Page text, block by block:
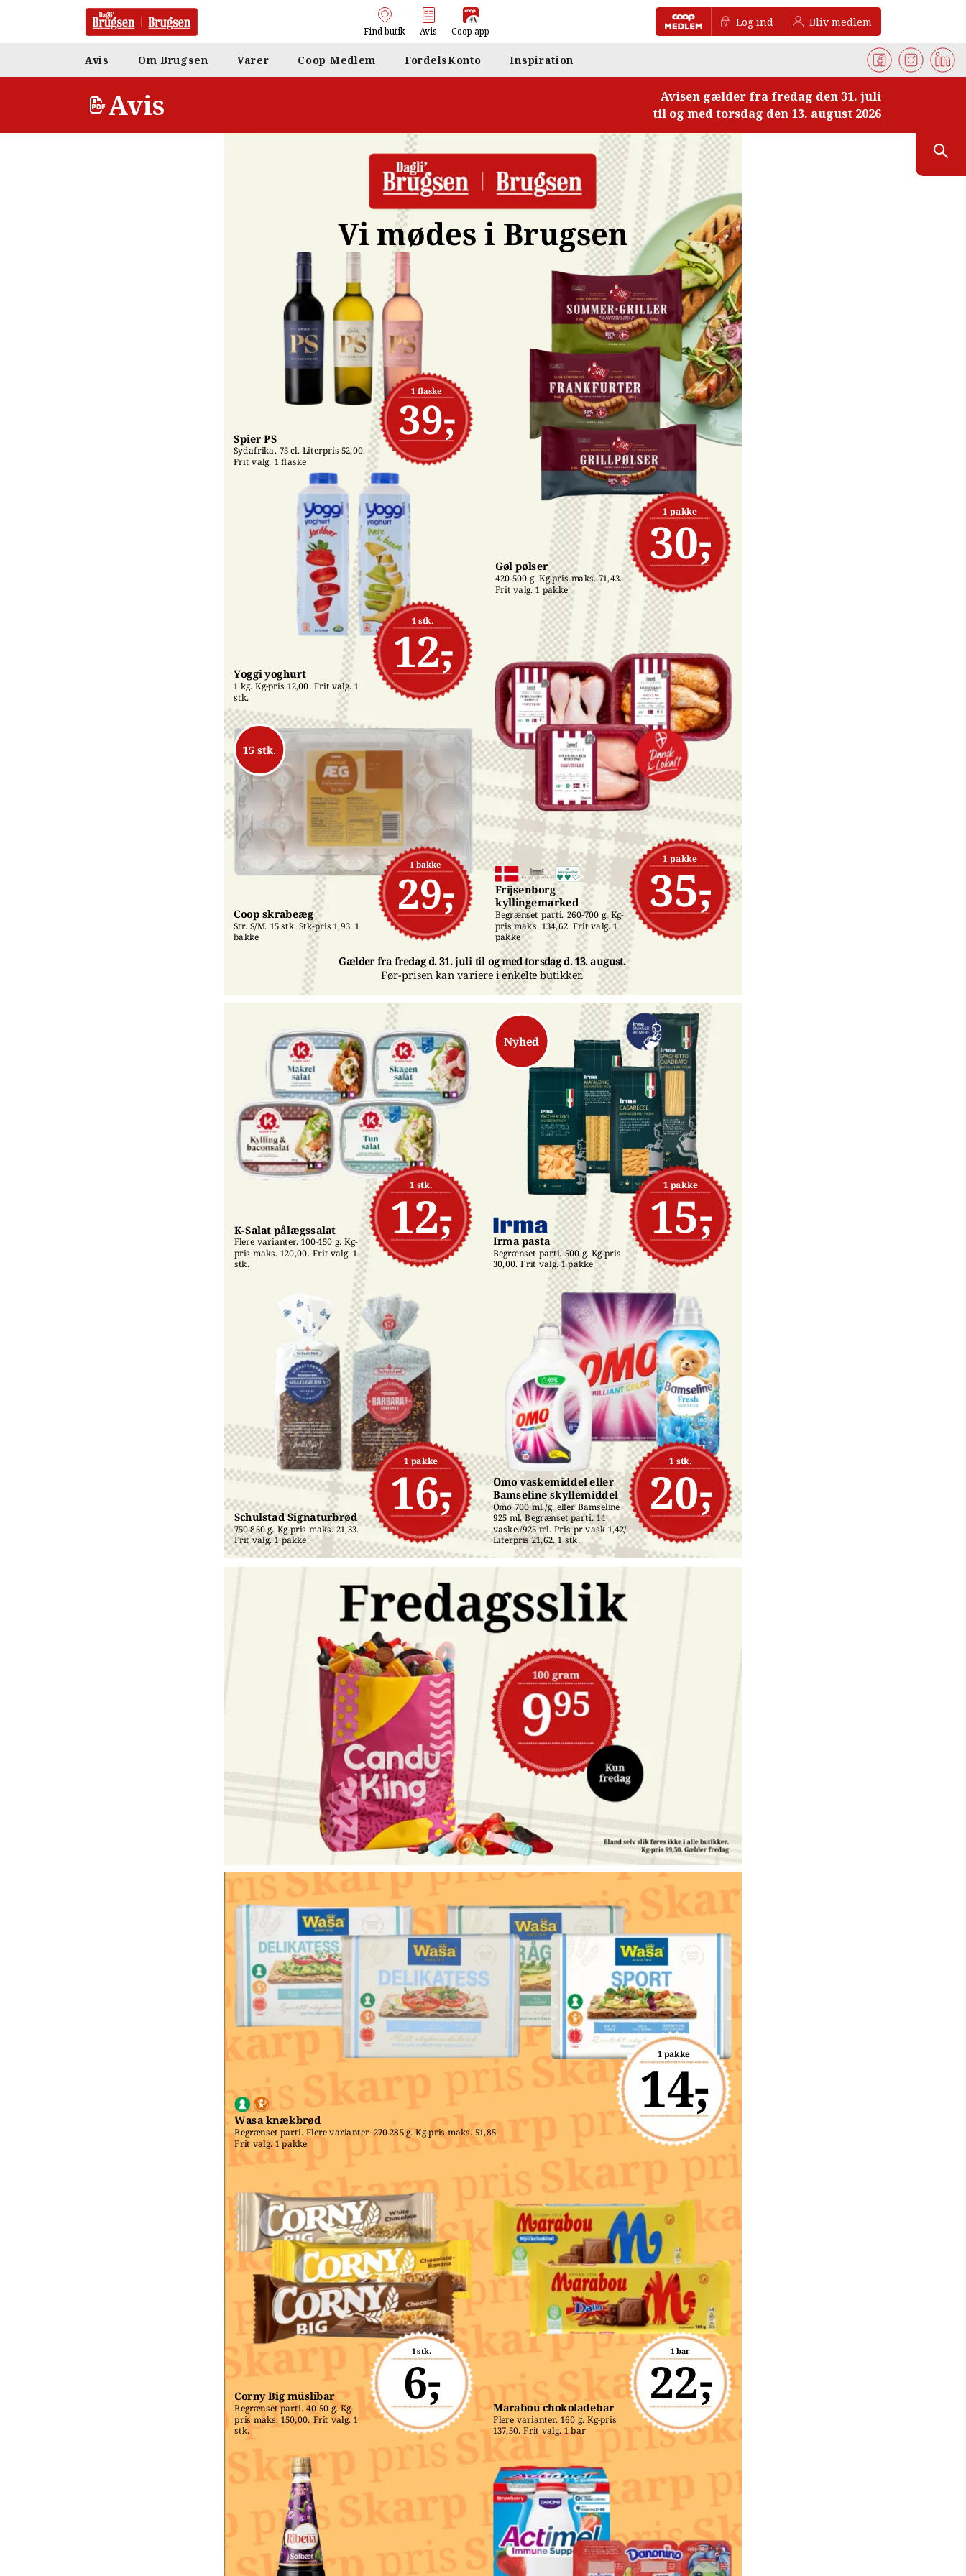
Find butik Avis Coop app
Log ind Bliv medlem
Avis Om Brugsen Varer Coop Medlem FordelsKonto Inspiration
Avis
Avisen gælder fra fredag den 31. juli
til og med torsdag den 13. august 2026
Vi mødes i Brugsen
1 pakke
30,-
Gøl pølser
420-500 g. Kg-pris maks. 71,43.
Frit valg. 1 pakke
1 pakke
35,-
Frijsenborg
kyllingemarked
Begrænset parti. 260-700 g. Kg-
pris maks. 134,62. Frit valg. 1
pakke
Gælder fra fredag d. 31. juli til og med torsdag d. 13. august.
Før-prisen kan variere i enkelte butikker.
1 bakke
29,-
15 stk.
Coop skrabeæg
Str. S/M. 15 stk. Stk-pris 1,93. 1
bakke
1 stk.
12,-
Yoggi yoghurt
1 kg. Kg-pris 12,00. Frit valg. 1
stk.
1 flaske
39,-
Spier PS
Sydafrika. 75 cl. Literpris 52,00.
Frit valg. 1 flaske
1 pakke
16,-
Schulstad Signaturbrød
750-850 g. Kg-pris maks. 21,33.
Frit valg. 1 pakke
1 stk.
20,-
Omo vaskemiddel eller
Bamseline skyllemiddel
Omo 700 ml./g. eller Bamseline
925 ml. Begrænset parti. 14
vaske./925 ml. Pris pr vask 1,42/
Literpris 21,62. 1 stk.
1 stk.
12,-
K-Salat pålægssalat
Flere varianter. 100-150 g. Kg-
pris maks. 120,00. Frit valg. 1
stk.
1 pakke
15,-
Nyhed
Irma pasta
Begrænset parti. 500 g. Kg-pris
30,00. Frit valg. 1 pakke
1 pakke
14,-
Wasa knækbrød
Begrænset parti. Flere varianter. 270-285 g. Kg-pris maks. 51,85.
Frit valg. 1 pakke
1 stk.
6,-
Corny Big müslibar
Begrænset parti. 40-50 g. Kg-
pris maks. 150,00. Frit valg. 1
stk.
1 bar
22,-
Marabou chokoladebar
Flere varianter. 160 g. Kg-pris
137,50. Frit valg. 1 bar